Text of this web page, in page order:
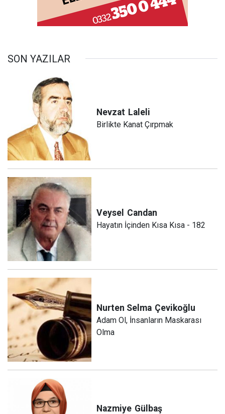
SON YAZILAR
Nevzat Laleli
Birlikte Kanat Çırpmak
Veysel Candan
Hayatın İçinden Kısa Kısa - 182
Nurten Selma Çevikoğlu
Adam Ol, İnsanların Maskarası
Olma
Nazmiye Gülbaş